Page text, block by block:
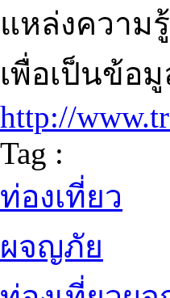
แหล่งความ
เพื่อเป็นข้อ
http://
Tag :
ท่องเที่ยว
ผจญภัย